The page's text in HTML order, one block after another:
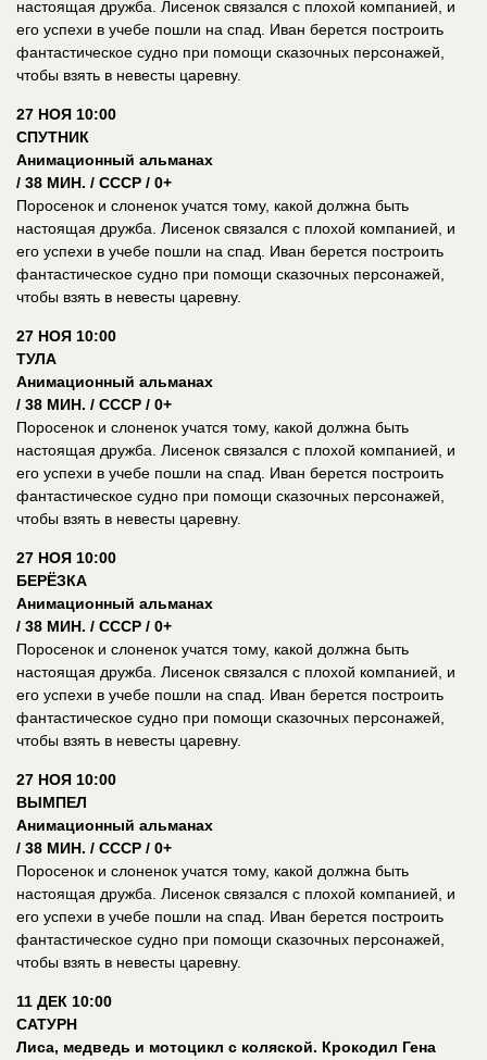
настоящая дружба. Лисенок связался с плохой компанией, и
его успехи в учебе пошли на спад. Иван берется построить
фантастическое судно при помощи сказочных персонажей,
чтобы взять в невесты царевну.
27 НОЯ 10:00
СПУТНИК
Анимационный альманах
/ 38 МИН. / СССР / 0+
Поросенок и слоненок учатся тому, какой должна быть
настоящая дружба. Лисенок связался с плохой компанией, и
его успехи в учебе пошли на спад. Иван берется построить
фантастическое судно при помощи сказочных персонажей,
чтобы взять в невесты царевну.
27 НОЯ 10:00
ТУЛА
Анимационный альманах
/ 38 МИН. / СССР / 0+
Поросенок и слоненок учатся тому, какой должна быть
настоящая дружба. Лисенок связался с плохой компанией, и
его успехи в учебе пошли на спад. Иван берется построить
фантастическое судно при помощи сказочных персонажей,
чтобы взять в невесты царевну.
27 НОЯ 10:00
БЕРЁЗКА
Анимационный альманах
/ 38 МИН. / СССР / 0+
Поросенок и слоненок учатся тому, какой должна быть
настоящая дружба. Лисенок связался с плохой компанией, и
его успехи в учебе пошли на спад. Иван берется построить
фантастическое судно при помощи сказочных персонажей,
чтобы взять в невесты царевну.
27 НОЯ 10:00
ВЫМПЕЛ
Анимационный альманах
/ 38 МИН. / СССР / 0+
Поросенок и слоненок учатся тому, какой должна быть
настоящая дружба. Лисенок связался с плохой компанией, и
его успехи в учебе пошли на спад. Иван берется построить
фантастическое судно при помощи сказочных персонажей,
чтобы взять в невесты царевну.
11 ДЕК 10:00
САТУРН
Лиса, медведь и мотоцикл с коляской. Крокодил Гена